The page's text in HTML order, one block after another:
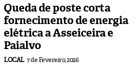
Queda de poste corta
fornecimento de energia
elétrica a Asseiceira e
Paialvo
LOCAL 7 de Fevereiro, 2026